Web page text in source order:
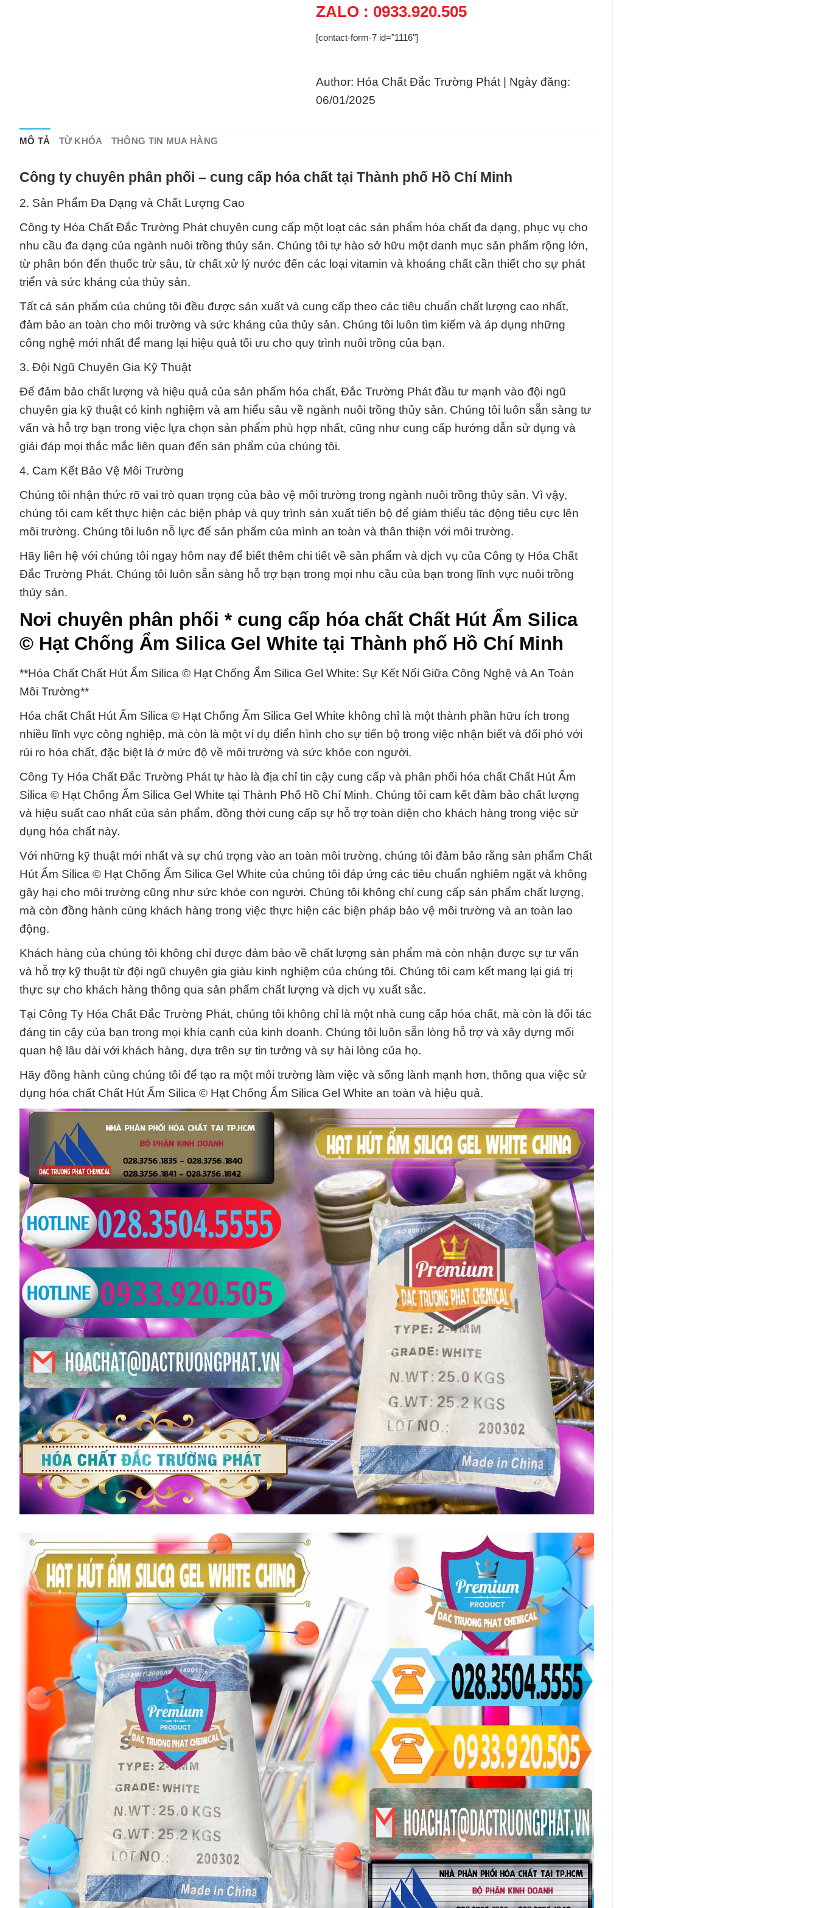
ZALO : 0933.920.505
[contact-form-7 id="1116"]
Author: Hóa Chất Đắc Trường Phát | Ngày đăng:
06/01/2025
MÔ TẢ TỪ KHÓA THÔNG TIN MUA HÀNG
Công ty chuyên phân phối – cung cấp hóa chất tại Thành phố Hồ Chí Minh
2. Sản Phẩm Đa Dạng và Chất Lượng Cao
Công ty Hóa Chất Đắc Trường Phát chuyên cung cấp một loạt các sản phẩm hóa chất đa dạng, phục vụ cho
nhu cầu đa dạng của ngành nuôi trồng thủy sản. Chúng tôi tự hào sở hữu một danh mục sản phẩm rộng lớn,
từ phân bón đến thuốc trừ sâu, từ chất xử lý nước đến các loại vitamin và khoáng chất cần thiết cho sự phát
triển và sức kháng của thủy sản.
Tất cả sản phẩm của chúng tôi đều được sản xuất và cung cấp theo các tiêu chuẩn chất lượng cao nhất,
đảm bảo an toàn cho môi trường và sức kháng của thủy sản. Chúng tôi luôn tìm kiếm và áp dụng những
công nghệ mới nhất để mang lại hiệu quả tối ưu cho quy trình nuôi trồng của bạn.
3. Đội Ngũ Chuyên Gia Kỹ Thuật
Để đảm bảo chất lượng và hiệu quả của sản phẩm hóa chất, Đắc Trường Phát đầu tư mạnh vào đội ngũ
chuyên gia kỹ thuật có kinh nghiệm và am hiểu sâu về ngành nuôi trồng thủy sản. Chúng tôi luôn sẵn sàng tư
vấn và hỗ trợ bạn trong việc lựa chọn sản phẩm phù hợp nhất, cũng như cung cấp hướng dẫn sử dụng và
giải đáp mọi thắc mắc liên quan đến sản phẩm của chúng tôi.
4. Cam Kết Bảo Vệ Môi Trường
Chúng tôi nhận thức rõ vai trò quan trọng của bảo vệ môi trường trong ngành nuôi trồng thủy sản. Vì vậy,
chúng tôi cam kết thực hiện các biện pháp và quy trình sản xuất tiến bộ để giảm thiểu tác động tiêu cực lên
môi trường. Chúng tôi luôn nỗ lực để sản phẩm của mình an toàn và thân thiện với môi trường.
Hãy liên hệ với chúng tôi ngay hôm nay để biết thêm chi tiết về sản phẩm và dịch vụ của Công ty Hóa Chất
Đắc Trường Phát. Chúng tôi luôn sẵn sàng hỗ trợ bạn trong mọi nhu cầu của bạn trong lĩnh vực nuôi trồng
thủy sản.
Nơi chuyên phân phối * cung cấp hóa chất Chất Hút Ẩm Silica
© Hạt Chống Ẩm Silica Gel White tại Thành phố Hồ Chí Minh
**Hóa Chất Chất Hút Ẩm Silica © Hạt Chống Ẩm Silica Gel White: Sự Kết Nối Giữa Công Nghệ và An Toàn
Môi Trường**
Hóa chất Chất Hút Ẩm Silica © Hạt Chống Ẩm Silica Gel White không chỉ là một thành phần hữu ích trong
nhiều lĩnh vực công nghiệp, mà còn là một ví dụ điển hình cho sự tiến bộ trong việc nhận biết và đối phó với
rủi ro hóa chất, đặc biệt là ở mức độ về môi trường và sức khỏe con người.
Công Ty Hóa Chất Đắc Trường Phát tự hào là địa chỉ tin cậy cung cấp và phân phối hóa chất Chất Hút Ẩm
Silica © Hạt Chống Ẩm Silica Gel White tại Thành Phố Hồ Chí Minh. Chúng tôi cam kết đảm bảo chất lượng
và hiệu suất cao nhất của sản phẩm, đồng thời cung cấp sự hỗ trợ toàn diện cho khách hàng trong việc sử
dụng hóa chất này.
Với những kỹ thuật mới nhất và sự chú trọng vào an toàn môi trường, chúng tôi đảm bảo rằng sản phẩm Chất
Hút Ẩm Silica © Hạt Chống Ẩm Silica Gel White của chúng tôi đáp ứng các tiêu chuẩn nghiêm ngặt và không
gây hại cho môi trường cũng như sức khỏe con người. Chúng tôi không chỉ cung cấp sản phẩm chất lượng,
mà còn đồng hành cùng khách hàng trong việc thực hiện các biện pháp bảo vệ môi trường và an toàn lao
động.
Khách hàng của chúng tôi không chỉ được đảm bảo về chất lượng sản phẩm mà còn nhận được sự tư vấn
và hỗ trợ kỹ thuật từ đội ngũ chuyên gia giàu kinh nghiệm của chúng tôi. Chúng tôi cam kết mang lại giá trị
thực sự cho khách hàng thông qua sản phẩm chất lượng và dịch vụ xuất sắc.
Tại Công Ty Hóa Chất Đắc Trường Phát, chúng tôi không chỉ là một nhà cung cấp hóa chất, mà còn là đối tác
đáng tin cậy của bạn trong mọi khía cạnh của kinh doanh. Chúng tôi luôn sẵn lòng hỗ trợ và xây dựng mối
quan hệ lâu dài với khách hàng, dựa trên sự tin tưởng và sự hài lòng của họ.
Hãy đồng hành cùng chúng tôi để tạo ra một môi trường làm việc và sống lành mạnh hơn, thông qua việc sử
dụng hóa chất Chất Hút Ẩm Silica © Hạt Chống Ẩm Silica Gel White an toàn và hiệu quả.